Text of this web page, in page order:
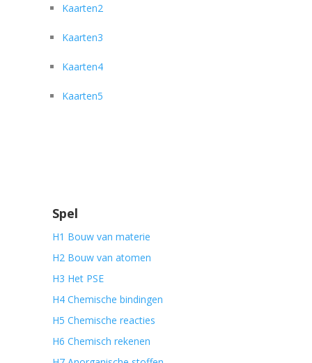
Kaarten2
Kaarten3
Kaarten4
Kaarten5
Spel
H1 Bouw van materie
H2 Bouw van atomen
H3 Het PSE
H4 Chemische bindingen
H5 Chemische reacties
H6 Chemisch rekenen